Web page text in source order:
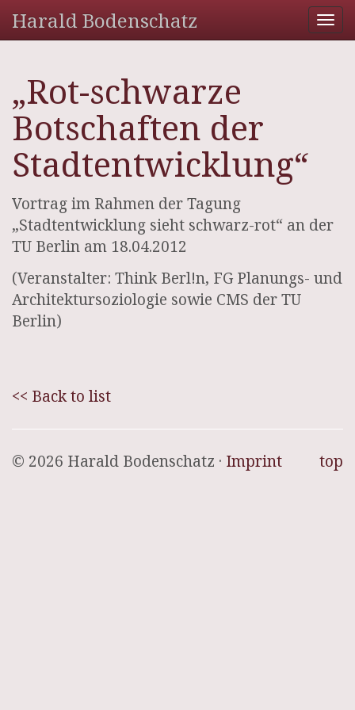
Harald Bodenschatz
„Rot-schwarze
Botschaften der
Stadtentwicklung“
Vortrag im Rahmen der Tagung
„Stadtentwicklung sieht schwarz-rot“ an der
TU Berlin am 18.04.2012
(Veranstalter: Think Berl!n, FG Planungs- und
Architektursoziologie sowie CMS der TU
Berlin)
<< Back to list
top
© 2026 Harald Bodenschatz · Imprint